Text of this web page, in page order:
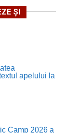
ȘI
apelului la
Camp 2026 a